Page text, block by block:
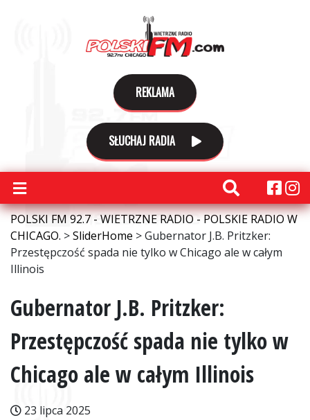
REKLAMA
SŁUCHAJ RADIA
POLSKI FM 92.7 - WIETRZNE RADIO - POLSKIE RADIO W
CHICAGO. >SliderHome >Gubernator J.B. Pritzker:
Przestępczość spada nie tylko w Chicago ale w całym
Illinois
Gubernator J.B. Pritzker:
Przestępczość spada nie tylko w
Chicago ale w całym Illinois
23 lipca 2025